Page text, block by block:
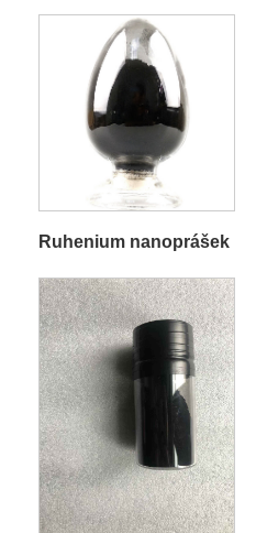
Ruhenium nanoprášek